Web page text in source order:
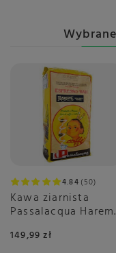
4.84 50
Kawa ziarnista
Passalacqua Harem
149,99 zł